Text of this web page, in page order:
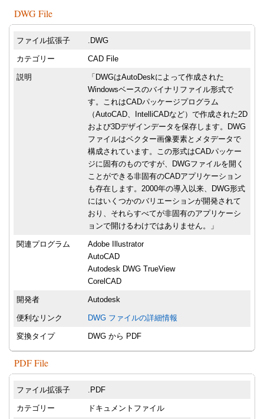
DWG File
ファイル拡張子 .DWG
カテゴリー CAD File
説明
「DWGはAutoDeskによって作成された
Windowsベースのバイナリファイル形式で
す。これはCADパッケージプログラム
（AutoCAD、IntelliCADなど）で作成された2D
および3Dデザインデータを保存します。DWG
ファイルはベクター画像要素とメタデータで
構成されています。この形式はCADパッケー
ジに固有のものですが、DWGファイルを開く
ことができる非固有のCADアプリケーション
も存在します。2000年の導入以来、DWG形式
にはいくつかのバリエーションが開発されて
おり、それらすべてが非固有のアプリケーシ
ョンで開けるわけではありません。」
関連プログラム
Adobe Illustrator
AutoCAD
Autodesk DWG TrueView
CorelCAD
開発者 Autodesk
便利なリンク DWG ファイルの詳細情報
変換タイプ DWG から PDF
PDF File
ファイル拡張子 .PDF
カテゴリー ドキュメントファイル